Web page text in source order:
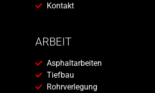
Kontakt
ARBEIT
Asphaltarbeiten
Tiefbau
Rohrverlegung